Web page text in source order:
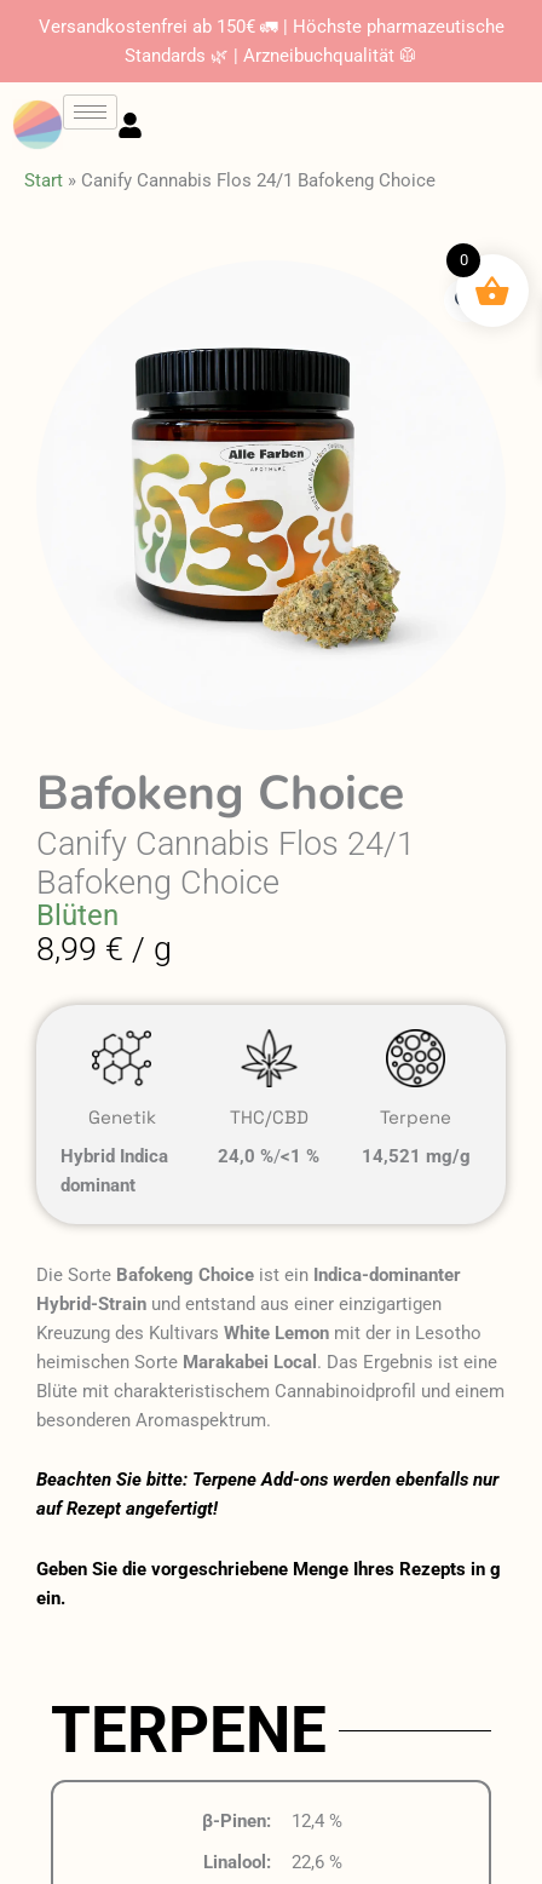
Versandkostenfrei ab 150€ 🚛 | Höchste pharmazeutische
Standards 🌿 | Arzneibuchqualität 🥼
Start » Canify Cannabis Flos 24/1 Bafokeng Choice
Bafokeng Choice
Canify Cannabis Flos 24/1
Bafokeng Choice
Blüten
8,99 € / g
Genetik
Hybrid Indica
dominant
THC/CBD
24,0 %/<1 %
Terpene
14,521 mg/g
Die Sorte Bafokeng Choice ist ein Indica-dominanter
Hybrid-Strain und entstand aus einer einzigartigen
Kreuzung des Kultivars White Lemon mit der in Lesotho
heimischen Sorte Marakabei Local . Das Ergebnis ist eine
Blüte mit charakteristischem Cannabinoidprofil und einem
besonderen Aromaspektrum.
Beachten Sie bitte: Terpene Add-ons werden ebenfalls nur
auf Rezept angefertigt!
Geben Sie die vorgeschriebene Menge Ihres Rezepts in g
ein.
TERPENE
β-Pinen:
12,4 %
Linalool:
22,6 %
0